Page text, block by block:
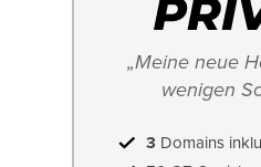
„Meine neue
wenigen
3 Domains